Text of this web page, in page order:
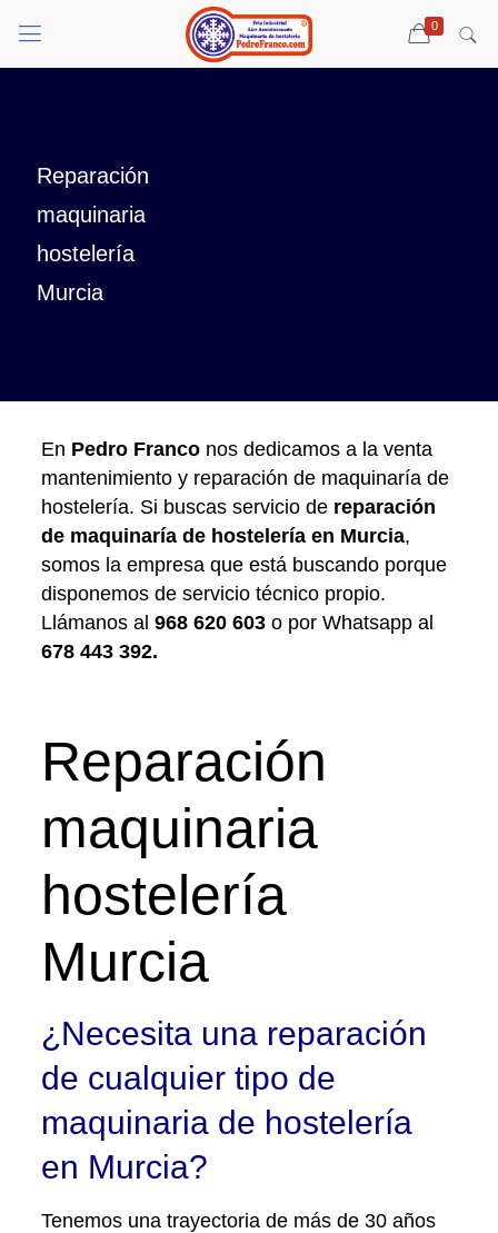
0
Reparación
maquinaria
hostelería
Murcia
En Pedro Franconos dedicamos a la venta
mantenimiento y reparación de maquinaría de
hostelería. Si buscas servicio de reparación
de maquinaría de hostelería en Murcia,
somos la empresa que está buscando porque
disponemos de servicio técnico propio.
Llámanos al 968 620 603o por Whatsapp al
678 443 392.
Reparación
maquinaria
hostelería
Murcia
¿Necesita una reparación
de cualquier tipo de
maquinaria de hostelería
en Murcia?
Tenemos una trayectoria de más de 30 años